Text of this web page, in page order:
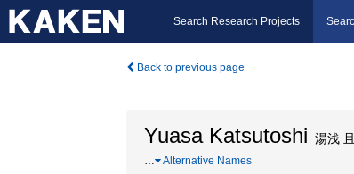
Search Research Projects
Back to previous page
Yuasa Katsutoshi 湯浅
… Alternative Names